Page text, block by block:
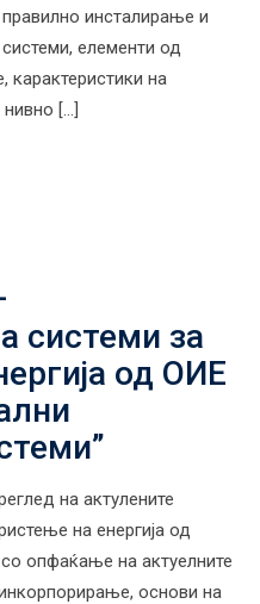
инсталирање и
елементи од
карактеристики на
нивно […]
системи за
од ОИЕ
на актулените
на енергија од
опфаќање на актуелните
основи на